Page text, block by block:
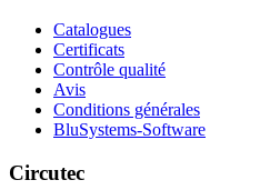
Catalogues
Certificats
Contrôle qualité
Avis
Conditions générales
BluSystems-Software
Circutec